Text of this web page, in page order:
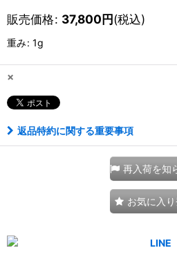
販売価格: 37,800円(税込)
重み: 1g
×
返品特約に関する重要事項
再入荷を知
お気に入